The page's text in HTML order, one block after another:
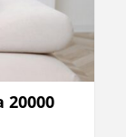
20000